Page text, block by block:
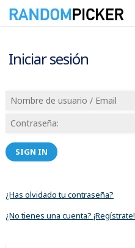
Iniciar sesión
SIGN IN
¿Has olvidado tu contraseña?
¿No tienes una cuenta? ¡Regístrate!